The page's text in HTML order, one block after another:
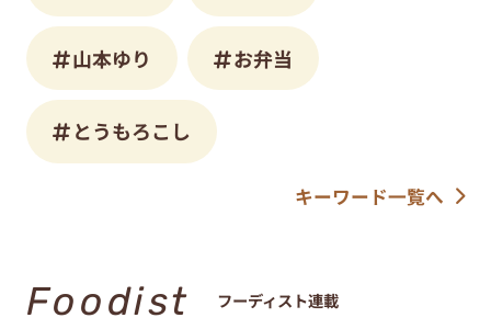
山本ゆり お弁当
とうもろこし
キーワード一覧へ
Foodist フーディスト連載